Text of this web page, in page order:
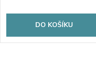
DO KOŠÍKU